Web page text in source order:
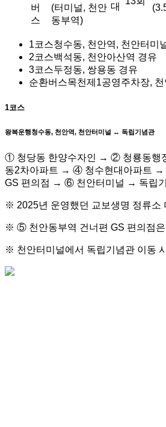
버
스
(터미널, 천안
동부역)
대
1코스청수동, 천안역, 천안터미
2코스백석동, 천안아산역 경유
3코스두정동, 쌍용동 경유
순환버스목천제1공영주차장,
1코스
왕복운행청수동, 천안역, 천안터미널 ↔ 독립기념관
① 청당동 한양수자인 → ② 청룡동행
동2차아파트 → ④ 청수현대아파트 →
GS 편의점 → ⑥ 천안터미널 → 독립
※ 2025년 운영했던 교보생명 정류소
※ ⑤ 천안동부역 건너편 GS 편의점은
※ 천안터미널에서 독립기념관 이동